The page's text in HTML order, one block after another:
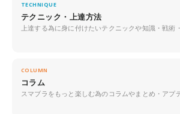
TECHNIQUE
テクニック・上達方法
上達する為に身に付けたいテクニックや知識・戦術
COLUMN
コラム
スマブラをもっと楽しむ為のコラムやまとめ・アプ